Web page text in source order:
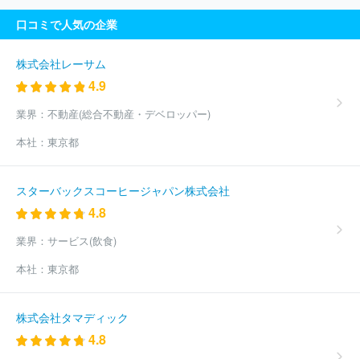
ス
株式会社テーオーシー 株式会社ノア ほか(2245件)
口コミで人気の企業
株式会社レーサム
4.9
業界： 不動産(総合不動産・デベロッパー)
本社： 東京都
スターバックスコーヒージャパン株式会社
4.8
業界： サービス(飲食)
本社： 東京都
株式会社タマディック
4.8